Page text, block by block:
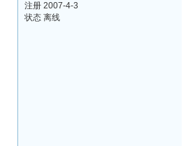
注册 2007-4-3
状态 离线